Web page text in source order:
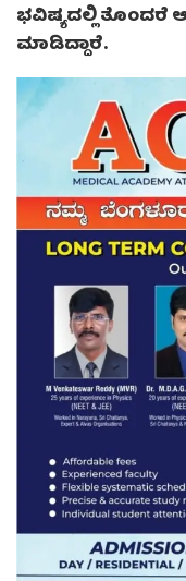
ಭವಿಷ್ಯದಲ್ಲಿ ತೊಂದರೆ
ಮಾಡಿದ್ದಾರೆ.